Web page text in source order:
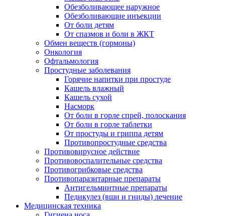
Обезболивающее наружное
Обезболивающие инъекции
От боли детям
От спазмов и боли в ЖКТ
Обмен веществ (гормоны)
Онкология
Офтальмология
Простудные заболевания
Горячие напитки при простуде
Кашель влажный
Кашель сухой
Насморк
От боли в горле спрей, полоскания
От боли в горле таблетки
От простуды и гриппа детям
Противопростудные средства
Противовирусное действие
Противовоспалительные средства
Противогрибковые средства
Противопаразитарные препараты
Антигельминтные препараты
Педикулез (вши и гниды) лечение
Медицинская техника